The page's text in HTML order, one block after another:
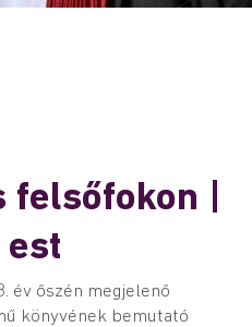
|
év őszén megjelenő
könyvének bemutató